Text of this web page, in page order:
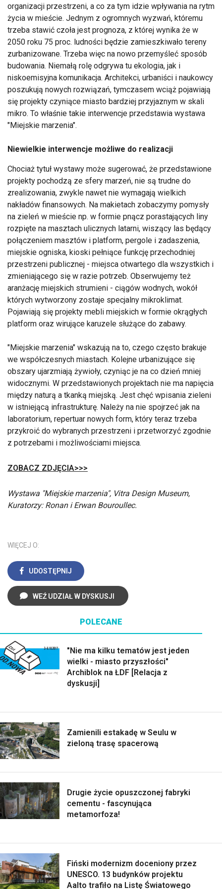
organizacji przestrzeni, a co za tym idzie wpływania na rytm
życia w mieście. Jednym z ogromnych wyzwań, któremu
trzeba stawić czoła jest prognoza, z której wynika że w
2050 roku 75 proc. ludności będzie zamieszkiwało tereny
zurbanizowane. Trzeba więc na nowo przemyśleć sposób
budowania. Niemałą rolę odgrywa tu ekologia, jak i
niskoemisyjna komunikacja. Architekci, urbaniści i naukowcy
poszukują nowych rozwiązań, tymczasem wciąż pojawiają
się projekty czyniące miasto bardziej przyjaznym w skali
mikro. To właśnie takie interwencje przedstawia wystawa
"Miejskie marzenia".
Niewielkie interwencje możliwe do realizacji
Chociaż tytuł wystawy może sugerować, że przedstawione
projekty pochodzą ze sfery marzeń, nie są trudne do
zrealizowania, zwykle nawet nie wymagają wielkich
nakładów finansowych. Na makietach zobaczymy pomysły
na zieleń w mieście np. w formie pnącz porastających liny
rozpięte na masztach ulicznych latarni, wiszący las będący
połączeniem masztów i platform, pergole i zadaszenia,
miejskie ogniska, kioski pełniące funkcję przechodniej
przestrzeni publicznej - miejsca otwartego dla wszystkich i
zmieniającego się w razie potrzeb. Obserwujemy też
aranżację miejskich strumieni - ciągów wodnych, wokół
których wytworzony zostaje specjalny mikroklimat.
Pojawiają się projekty mebli miejskich w formie okrągłych
platform oraz wirujące karuzele służące do zabawy.
"Miejskie marzenia" wskazują na to, czego często brakuje
we współczesnych miastach. Kolejne urbanizujące się
obszary ujarzmiają żywioły, czyniąc je na co dzień mniej
widocznymi. W przedstawionych projektach nie ma napięcia
między naturą a tkanką miejską. Jest chęć wpisania zieleni
w istniejącą infrastrukturę. Należy na nie spojrzeć jak na
laboratorium, repertuar nowych form, który teraz trzeba
przykroić do wybranych przestrzeni i przetworzyć zgodnie
z potrzebami i możliwościami miejsca.
ZOBACZ ZDJĘCIA>>>
Wystawa "Miejskie marzenia", Vitra Design Museum,
Kuratorzy: Ronan i Erwan Bouroullec.
WIĘCEJ O:
UDOSTĘPNIJ
WEŹ UDZIAŁ W DYSKUSJI
POLECANE
"Nie ma kilku tematów jest jeden
wielki - miasto przyszłości"
Archiblok na ŁDF [Relacja z
dyskusji]
Zamienili estakadę w Seulu w
zieloną trasę spacerową
Drugie życie opuszczonej fabryki
cementu - fascynująca
metamorfoza!
Fiński modernizm doceniony przez
UNESCO. 13 budynków projektu
Aalto trafiło na Listę Światowego